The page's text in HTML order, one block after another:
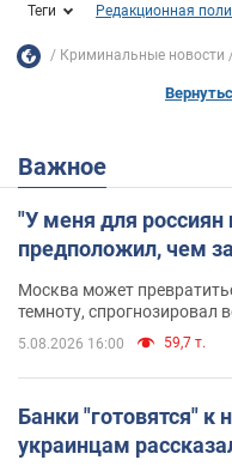
Теги Редакционная
Криминальные новости
Важное
"У меня для россиян
предположил, чем
Москва может
темноту, спрогнозировал
5.08.2026 16:00 59,7 т.
Банки "готовятся" к
украинцам